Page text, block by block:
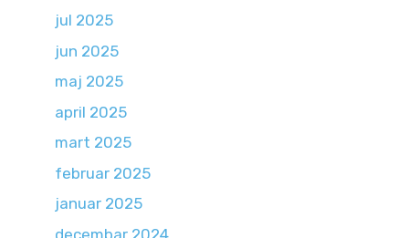
jul 2025
jun 2025
maj 2025
april 2025
mart 2025
februar 2025
januar 2025
decembar 2024